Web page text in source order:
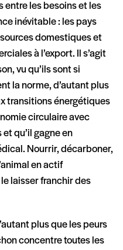
les besoins et les
inévitable : les pays
domestiques et
à l’export. Il s’agit
vu qu’ils sont si
la norme, d’autant plus
transitions énergétiques
circulaire avec
qu’il gagne en
Nourrir, décarboner,
en actif
laisser franchir des
plus que les peurs
concentre toutes les